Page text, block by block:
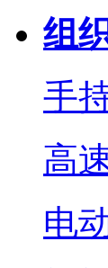
组
手
高
电